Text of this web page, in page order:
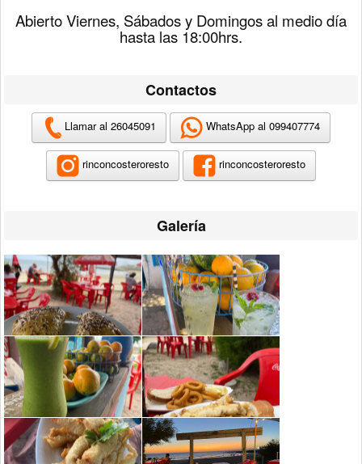
Abierto Viernes, Sábados y Domingos al medio día
hasta las 18:00hrs.
Contactos
Llamar al 26045091 WhatsApp al 099407774
rinconcosteroresto rinconcosteroresto
Galería